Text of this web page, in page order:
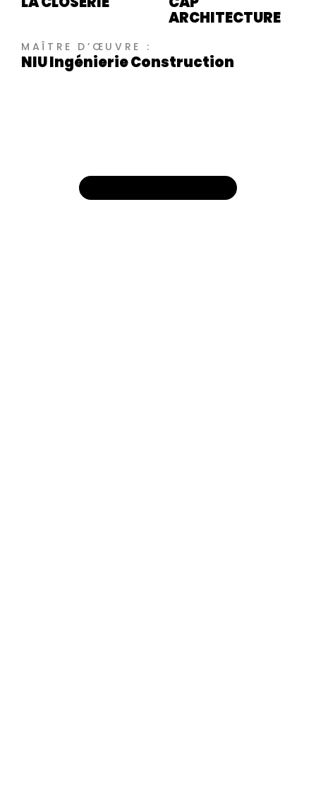
ARCHITECTURE
MAÎTRE D’ŒUVRE :
NIU Ingénierie Construction